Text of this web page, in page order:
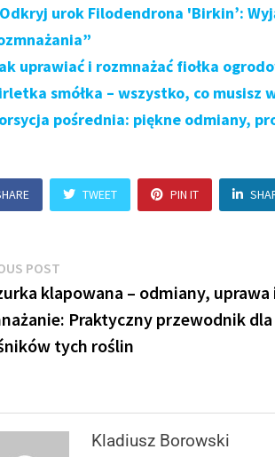
urok Filodendrona 'Birkin’:
uprawiać i rozmnażać fiołka
smółka – wszystko, co
pośrednia: piękne odmiany,
TWEET PIN IT
POST
post:
klapowana – odmiany, uprawa
Praktyczny przewodnik dla
tych roślin
Kladiusz Borowski